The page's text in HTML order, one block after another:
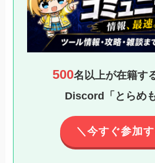
500名以上が在籍す
Discord「とらめ
＼今すぐ参加